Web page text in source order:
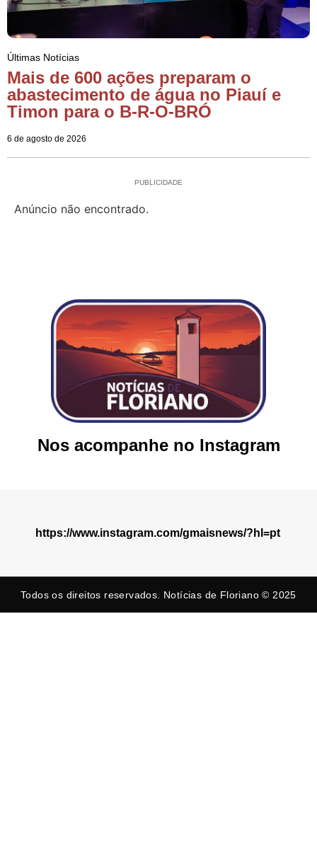
Últimas Notícias
Mais de 600 ações preparam o
abastecimento de água no Piauí e
Timon para o B-R-O-BRÓ
6 de agosto de 2026
PUBLICIDADE
Anúncio não encontrado.
Nos acompanhe no Instagram
https://www.instagram.com/gmaisnews/?hl=pt
Todos os direitos reservados. Notícias de Floriano © 2025